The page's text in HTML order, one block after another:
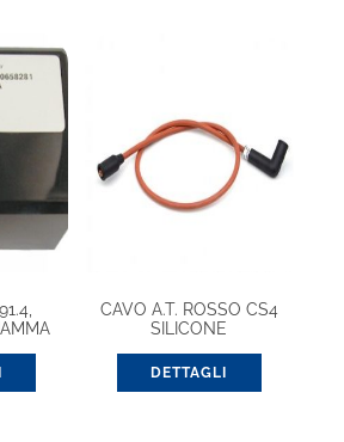
CAVO A.T. ROSSO CS4
SILICONE
DETTAGLI